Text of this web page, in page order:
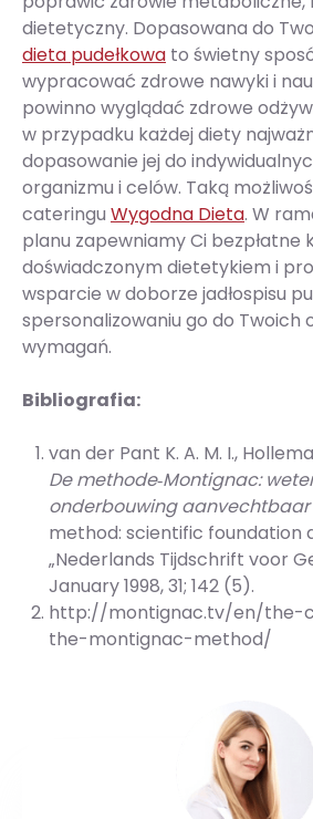
dietetyczny. Dopasowana do
dieta pudełkowa to świetny
wypracować zdrowe nawyki i
powinno wyglądać zdrowe
w przypadku każdej diety
dopasowanie jej do
organizmu i celów. Taką
cateringu Wygodna Dieta. W
planu zapewniamy Ci bezpłatne
doświadczonym dietetykiem i
wsparcie w doborze jadłospisu
spersonalizowaniu go do Twoich
wymagań.
Bibliografia:
van der Pant K. A. M. I.,
De methode‐Montignac:
onderbouwing aanvechtbaar
method: scientific foundation
„Nederlands Tijdschrift voor
January 1998, 31; 142 (5).
http://montignac.tv/en/the-
the-montignac-method/